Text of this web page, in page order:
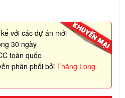
với các dự án mới
30 ngày
toàn quốc
phân phối bởi Thăng Long